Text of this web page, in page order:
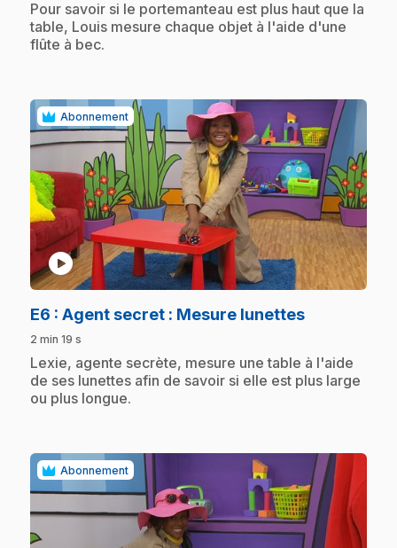
.Pour savoir si le portemanteau est plus haut que la
table, Louis mesure chaque objet à l'aide d'une
flûte à bec.
Abonnement
play_circle
E6 : Agent secret : Mesure lunettes.
2 min 19 s
.Lexie, agente secrète, mesure une table à l'aide
de ses lunettes afin de savoir si elle est plus large
ou plus longue.
Abonnement